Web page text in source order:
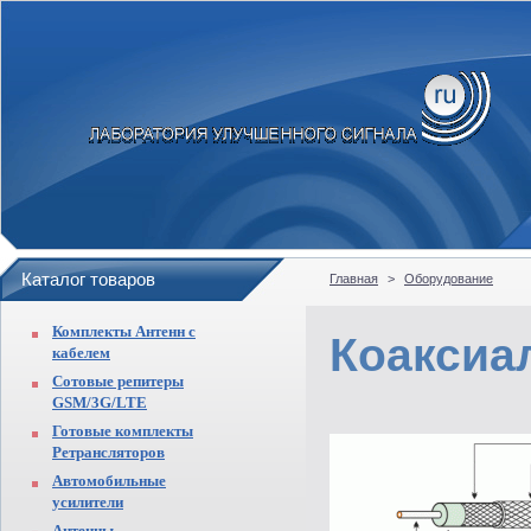
Каталог товаров
Комплекты Антенн с
кабелем
Сотовые репитеры
GSM/3G/LTE
Готовые комплекты
Ретрансляторов
Автомобильные
усилители
Главная > Оборудование